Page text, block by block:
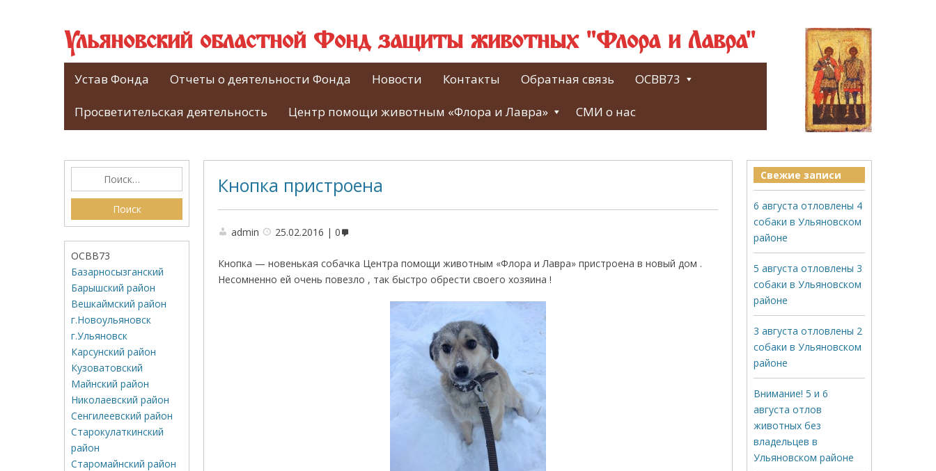
Ульяновский областной Фонд защиты животных "Флора и Лавра"
Устав Фонда Отчеты о деятельности Фонда Новости Контакты Обратная связь ОСВВ73
Просветительская деятельность Центр помощи животным «Флора и Лавра» СМИ о нас
Кнопка пристроена
admin 25.02.2016 0
Кнопка — новенькая собачка Центра помощи животным «Флора и Лавра» пристроена в новый дом .
Несомненно ей очень повезло , так быстро обрести своего хозяина !
ОСВВ73
Базарносызганский
Барышский район
Вешкаймский район
г.Новоульяновск
г.Ульяновск
Карсунский район
Кузоватовский
Майнский район
Николаевский район
Сенгилеевский район
Старокулаткинский
район
Старомайнский район
Свежие записи
6 августа отловлены 4
собаки в Ульяновском
районе
5 августа отловлены 3
собаки в Ульяновском
районе
3 августа отловлены 2
собаки в Ульяновском
районе
Внимание! 5 и 6
августа отлов
животных без
владельцев в
Ульяновском районе